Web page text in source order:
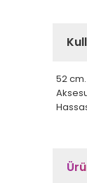
52